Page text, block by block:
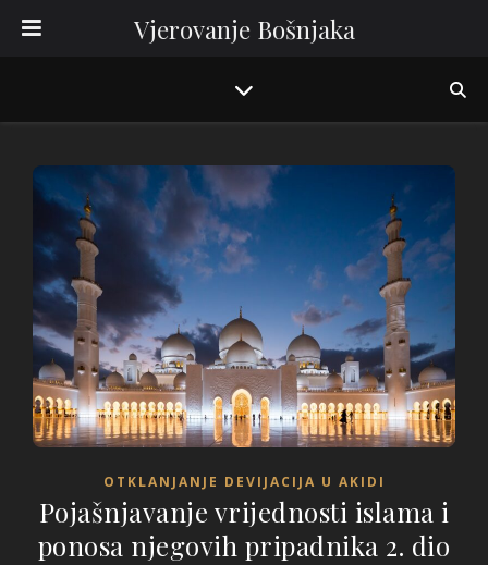
Vjerovanje Bošnjaka
OTKLANJANJE DEVIJACIJA U AKIDI
Pojašnjavanje vrijednosti islama i
ponosa njegovih pripadnika 2. dio